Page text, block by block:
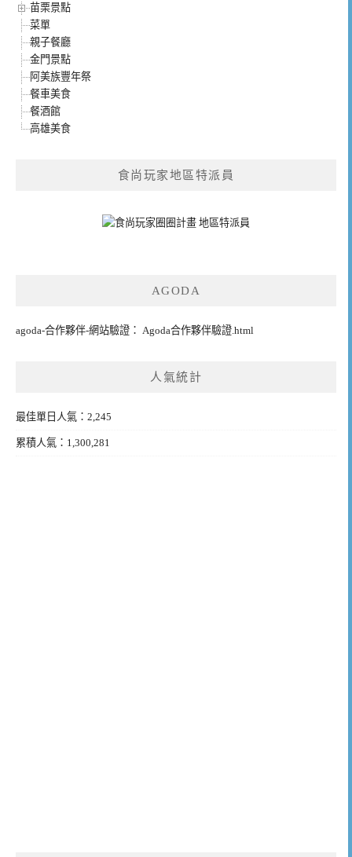
苗栗景點
菜單
親子餐廳
金門景點
阿美族豐年祭
餐車美食
餐酒館
高雄美食
食尚玩家地區特派員
AGODA
agoda-合作夥伴-網站驗證： Agoda合作夥伴驗證.html
人氣統計
最佳單日人氣：2,245
累積人氣：1,300,281